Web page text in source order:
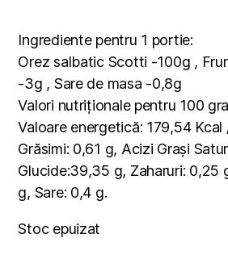
Ingrediente pentru 1 portie:
Orez salbatic Scotti -100g ,
-3g , Sare de masa -0,8g
Valori nutriționale pentru 100
Valoare energetică: 179,54
Grăsimi: 0,61 g, Acizi Grași
Glucide:39,35 g, Zaharuri: 0,25
g, Sare: 0,4 g.
Stoc epuizat